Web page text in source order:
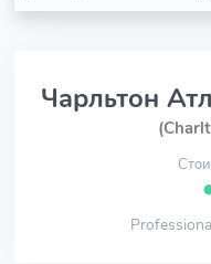
Чарльтон